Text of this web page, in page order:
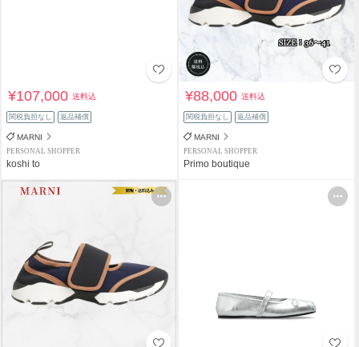
¥107,000送料込
関税負担なし 返品補償
MARNI
PERSONAL SHOPPER
koshi to
¥88,000送料込
関税負担なし 返品補償
MARNI
PERSONAL SHOPPER
Primo boutique